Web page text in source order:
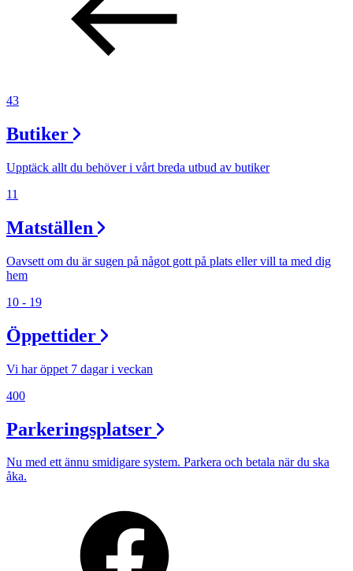
43
Butiker
Upptäck allt du behöver i vårt breda utbud av butiker
11
Matställen
Oavsett om du är sugen på något gott på plats eller vill ta med dig
hem
10 - 19
Öppettider
Vi har öppet 7 dagar i veckan
400
Parkeringsplatser
Nu med ett ännu smidigare system. Parkera och betala när du ska
åka.